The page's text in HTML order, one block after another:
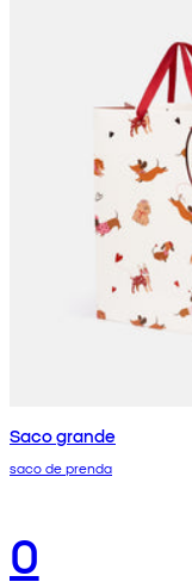
Saco grande
saco de prenda
0